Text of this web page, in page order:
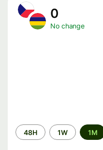
0
No change
Time
period
48H 1W 1M